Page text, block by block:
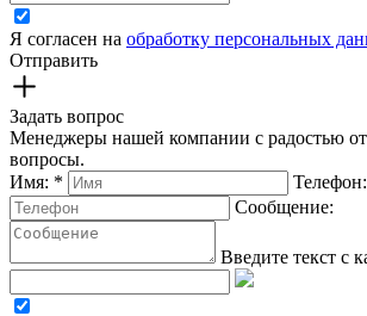
Я согласен на обработку персональных
Отправить
Задать вопрос
Менеджеры нашей компании с радостью
вопросы.
Имя: * Телефон:
Сообщение:
Введите текст с